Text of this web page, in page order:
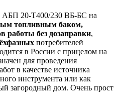
АБП 20-Т400/230 ВБ-БС на
топливным баком,
работы без дозаправки,
потребителей
в России с прицелом на
для проведения
в качестве источника
инструмента или как
загородный дом. Очень прост